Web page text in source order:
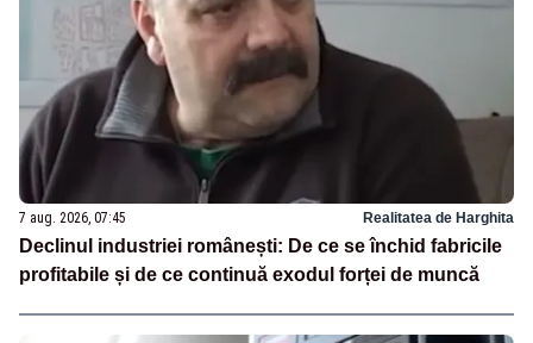
7 aug. 2026, 07:45 Realitatea de Harghita
Declinul industriei românești: De ce se închid fabricile
profitabile și de ce continuă exodul forței de muncă